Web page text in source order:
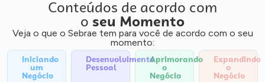
Conteúdos de acordo com
o seu Momento
Veja o que o Sebrae tem para você de acordo com o seu
momento:
Iniciando
um
Negócio
Desenvolvimento
Pessoal
Aprimorando
o
Negócio
Expandindo
o
Negócio